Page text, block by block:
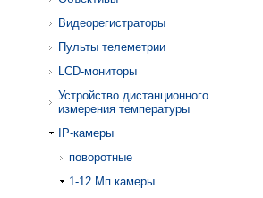
Видеорегистраторы
Пульты телеметрии
LCD-мониторы
Устройство дистанционного
измерения температуры
IP-камеры
поворотные
1-12 Mп камеры